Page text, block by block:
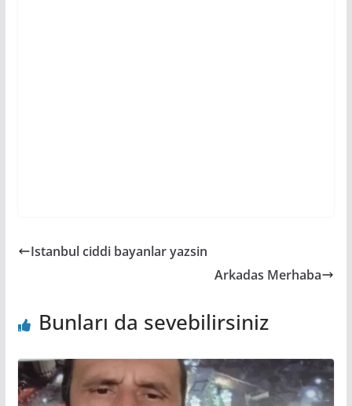
Istanbul ciddi bayanlar yazsin
Arkadas Merhaba
Bunları da sevebilirsiniz